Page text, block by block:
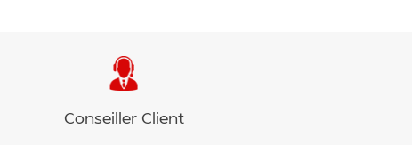
Conseiller Client